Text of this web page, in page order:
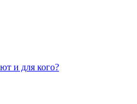
и для кого?